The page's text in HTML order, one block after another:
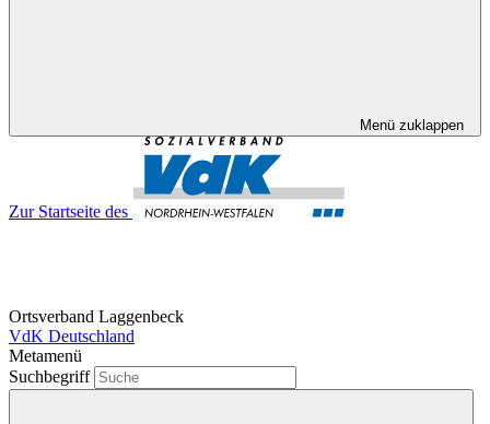
Menü zuklappen
Zur Startseite des
Ortsverband Laggenbeck
VdK Deutschland
Metamenü
Suchbegriff